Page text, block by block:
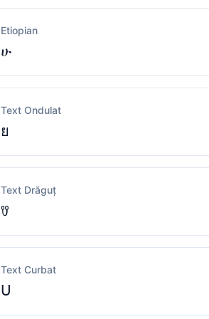
Etiopian
ሁ
Text Ondulat
ย
Text Drăguț
ꀎ
Text Curbat
ᑌ